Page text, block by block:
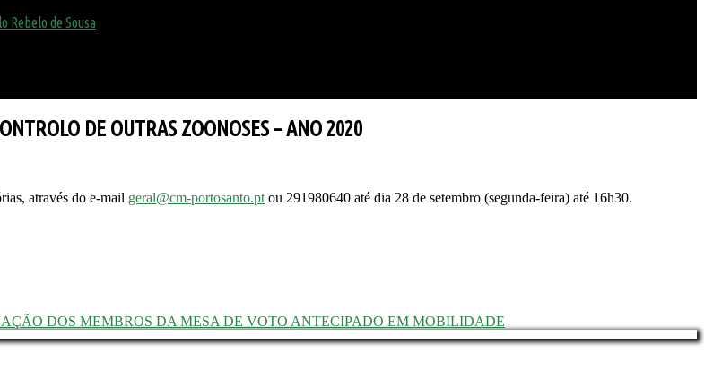
Rebelo de Sousa
DE OUTRAS ZOONOSES – ANO 2020
através do e-mail geral@cm-portosanto.pt ou 291980640 até dia 28 de setembro (segunda-feira) até 16h30.
DOS MEMBROS DA MESA DE VOTO ANTECIPADO EM MOBILIDADE